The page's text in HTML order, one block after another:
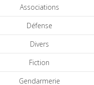
Associations
Défense
Divers
Fiction
Gendarmerie